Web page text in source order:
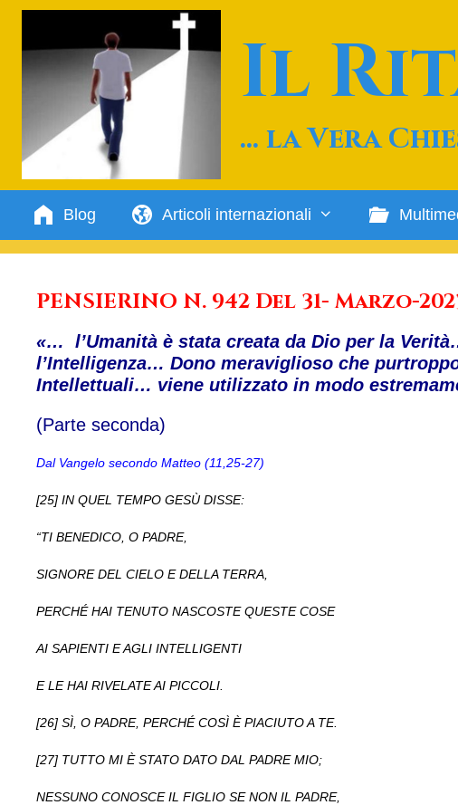
contenuto
Il
… la Vera
Blog Articoli internazionali
PENSIERINO N. 942 Del 31- Marzo-
«… l’Umanità è stata creata da Dio per la
l’Intelligenza… Dono meraviglioso che
Intellettuali… viene utilizzato in modo
(Parte seconda)
Dal Vangelo secondo Matteo (11,25-27)
[25] IN QUEL TEMPO GESÙ DISSE:
“TI BENEDICO, O PADRE,
SIGNORE DEL CIELO E DELLA TERRA,
PERCHÉ HAI TENUTO NASCOSTE QUESTE COSE
AI SAPIENTI E AGLI INTELLIGENTI
E LE HAI RIVELATE AI PICCOLI.
[26] SÌ, O PADRE, PERCHÉ COSÌ È PIACIUTO A TE.
[27] TUTTO MI È STATO DATO DAL PADRE MIO;
NESSUNO CONOSCE IL FIGLIO SE NON IL PADRE,